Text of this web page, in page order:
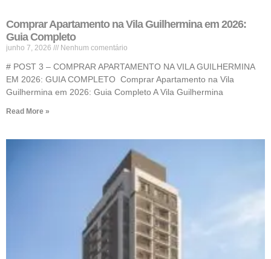
Comprar Apartamento na Vila Guilhermina em 2026:
Guia Completo
junho 7, 2026 Nenhum comentário
# POST 3 – COMPRAR APARTAMENTO NA VILA GUILHERMINA
EM 2026: GUIA COMPLETO Comprar Apartamento na Vila
Guilhermina em 2026: Guia Completo A Vila Guilhermina
Read More »